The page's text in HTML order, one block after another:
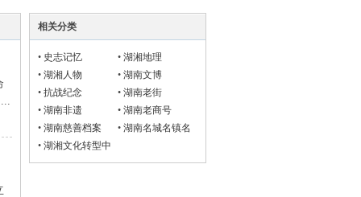
相关分类
• 史志记忆 • 湖湘地理
• 湖湘人物 • 湖南文博
• 抗战纪念 • 湖南老街
• 湖南非遗 • 湖南老商号
• 湖南慈善档案 • 湖南名城名镇名
• 湖湘文化转型中
的民俗